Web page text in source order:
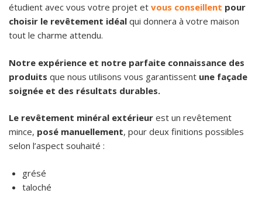
étudient avec vous votre projet et vous conseillent pour
choisir le revêtement idéal qui donnera à votre maison
tout le charme attendu.
Notre expérience et notre parfaite connaissance des
produits que nous utilisons vous garantissent une façade
soignée et des résultats durables.
Le revêtement minéral extérieur est un revêtement
mince, posé manuellement, pour deux finitions possibles
selon l’aspect souhaité :
grésé
taloché